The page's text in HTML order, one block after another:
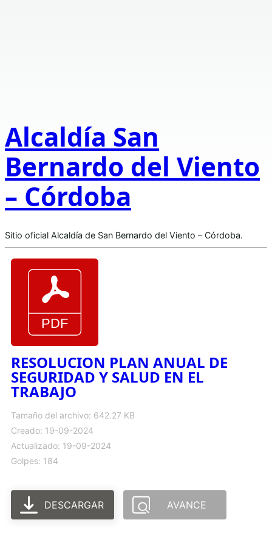
Alcaldía San
Bernardo del Viento
– Córdoba
Sitio oficial Alcaldía de San Bernardo del Viento – Córdoba.
RESOLUCION PLAN ANUAL DE
SEGURIDAD Y SALUD EN EL
TRABAJO
Tamaño del archivo: 642.27 KB
Creado: 19-09-2024
Actualizado: 19-09-2024
Golpes: 184
DESCARGAR AVANCE